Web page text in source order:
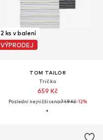
2 ks v balení
VÝPRODEJ
TOM TAILOR
Tričko
659 Kč
Poslední nejnižší cena:749 Kč-12%